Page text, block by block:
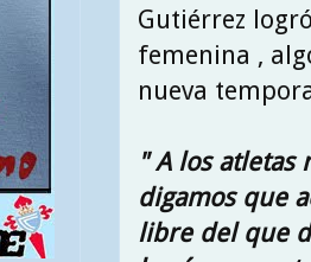
Gutiérrez
femenina ,
nueva
" A los atletas
digamos que
libre del que